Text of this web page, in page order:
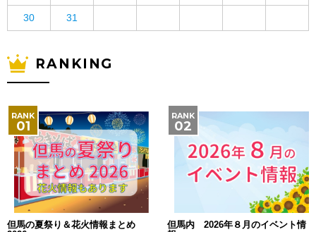
30 31
RANKING
但馬の夏祭り＆花火情報まとめ
但馬内 2026年８月のイベント情